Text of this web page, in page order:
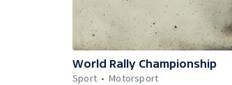
World Rally Championship
Sport
Motorsport